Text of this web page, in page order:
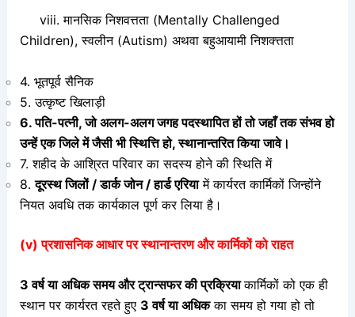
viii. मानसिक निशवत्तता (Mentally Challenged
Children), स्वलीन (Autism) अथवा बहुआयामी निशक्त्तता
4. भूतपूर्व सैनिक
5. उत्कृष्ट खिलाड़ी
6. पति-पत्नी, जो अलग-अलग जगह पदस्थापित हों तो जहाँ तक संभव हो
उन्हें एक जिले में जैसी भी स्थित्ति हो, स्थानान्तरित किया जावे।
7. शहीद के आश्रित परिवार का सदस्य होने की स्थिति में
8.दूरस्थ जिलों / डार्क जोन / हार्ड एरियामें कार्यरत कार्मिकों जिन्होंने
नियत अवधि तक कार्यकाल पूर्ण कर लिया है।
(v) प्रशासनिक आधार पर स्थानान्तरण और कार्मिकों को राहत
3 वर्ष या अधिक समय और ट्रान्सफर की प्रक्रियाकार्मिकों को एक ही
स्थान पर कार्यरत रहते हुए 3 वर्ष या अधिकका समय हो गया हो तो